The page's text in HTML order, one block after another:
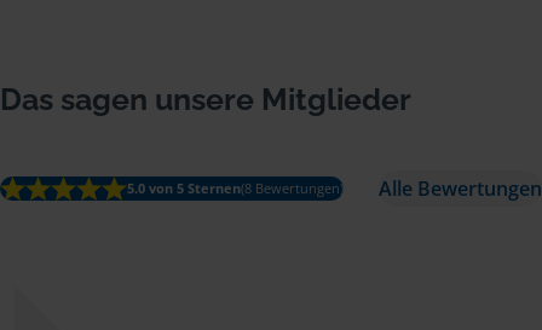
Das sagen unsere Mitglieder
5.0 von 5 Sternen(8 Bewertungen) Alle Bewertungen